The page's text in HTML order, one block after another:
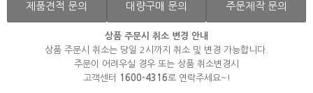
제품견적 문의 대량구매 문의 주문제작 문의
상품 주문시 취소 변경 안내
상품 주문시 취소는 당일 2시까지 취소 및 변경 가능합니다.
주문이 어려우실 경우 또는 상품 취소변경시
고객센터
1600-4316로 연락주세요~!